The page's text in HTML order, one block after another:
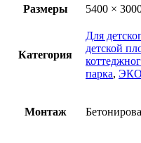
Размеры
5400 ×
Категория
Для
детской
парка, ЭКО
Монтаж